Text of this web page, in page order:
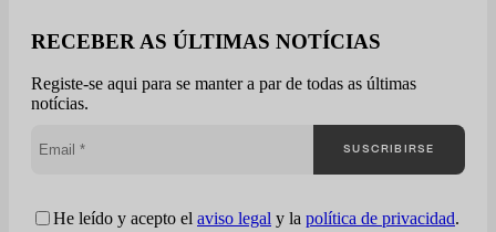
poucas empresas
realmente entendem
A maioria das empresas
perspectiva
fragmentada: a Enigmia
públicas em uma análise
RECEBER AS ÚLTIMAS NOTÍCIAS
Registe-se aqui para se manter a par de todas as últimas
notícias.
He leído y acepto el aviso legal y la política de privacidad.
SUSCRIBIRSE